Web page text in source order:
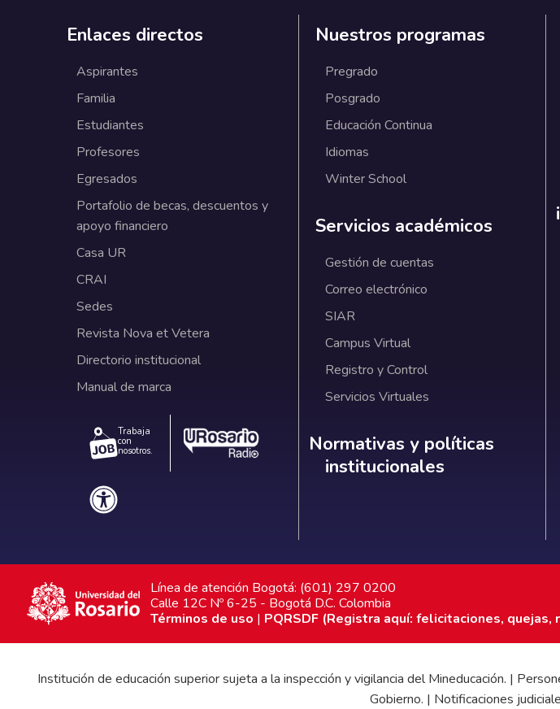
Enlaces directos
Aspirantes
Familia
Estudiantes
Profesores
Egresados
Portafolio de becas, descuentos y
apoyo financiero
Casa UR
CRAI
Sedes
Revista Nova et Vetera
Directorio institucional
Manual de marca
Trabaja
con
nosotros.
Nuestros programas
Pregrado
Posgrado
Educación Continua
Idiomas
Winter School
Servicios académicos
Gestión de cuentas
Correo electrónico
SIAR
Campus Virtual
Registro y Control
Servicios Virtuales
Normativas y políticas
Normativas y políticas
institucionales
Línea de atención Bogotá: (601) 297 0200
Calle 12C Nº 6-25 - Bogotá D.C. Colombia
Términos de uso | PQRSDF (Registra aquí: felicitaciones,
Institución de educación superior sujeta a la inspección y vigilancia del Mineducación. |
Gobierno. | Notificaciones